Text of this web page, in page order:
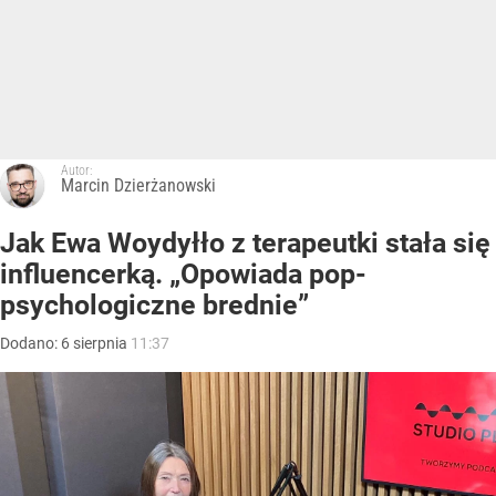
Autor:
Marcin Dzierżanowski
Jak Ewa Woydyłło z terapeutki stała się
influencerką. „Opowiada pop-
psychologiczne brednie”
Dodano: 6 sierpnia 11:37